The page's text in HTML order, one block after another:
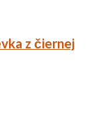
z čiernej